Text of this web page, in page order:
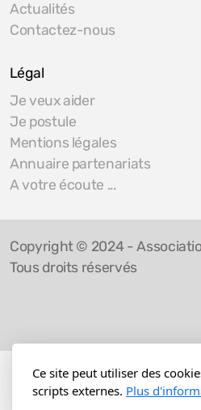
Actualités
Contactez-nous
Légal
Je veux aider
Je postule
Mentions légales
Annuaire partenariats
A votre écoute ...
Copyright © 2024 -
Tous droits réservés
Ce site peut utiliser des
scripts externes. Plus